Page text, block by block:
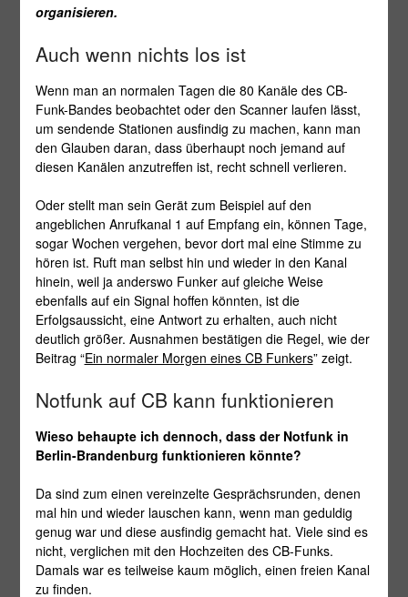
organisieren.
Auch wenn nichts los ist
Wenn man an normalen Tagen die 80 Kanäle des CB-
Funk-Bandes beobachtet oder den Scanner laufen lässt,
um sendende Stationen ausfindig zu machen, kann man
den Glauben daran, dass überhaupt noch jemand auf
diesen Kanälen anzutreffen ist, recht schnell verlieren.
Oder stellt man sein Gerät zum Beispiel auf den
angeblichen Anrufkanal 1 auf Empfang ein, können Tage,
sogar Wochen vergehen, bevor dort mal eine Stimme zu
hören ist. Ruft man selbst hin und wieder in den Kanal
hinein, weil ja anderswo Funker auf gleiche Weise
ebenfalls auf ein Signal hoffen könnten, ist die
Erfolgsaussicht, eine Antwort zu erhalten, auch nicht
deutlich größer. Ausnahmen bestätigen die Regel, wie der
Beitrag “Ein normaler Morgen eines CB Funkers” zeigt.
Notfunk auf CB kann funktionieren
Wieso behaupte ich dennoch, dass der Notfunk in
Berlin-Brandenburg funktionieren könnte?
Da sind zum einen vereinzelte Gesprächsrunden, denen
mal hin und wieder lauschen kann, wenn man geduldig
genug war und diese ausfindig gemacht hat. Viele sind es
nicht, verglichen mit den Hochzeiten des CB-Funks.
Damals war es teilweise kaum möglich, einen freien Kanal
zu finden.